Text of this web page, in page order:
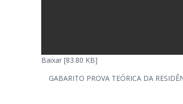
Baixar [83.80 KB]
GABARITO PROVA TEÓRICA DA